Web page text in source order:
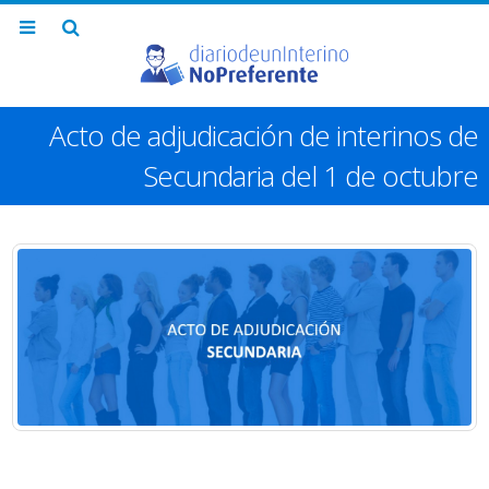
Acto de adjudicación de interinos de
Secundaria del 1 de octubre